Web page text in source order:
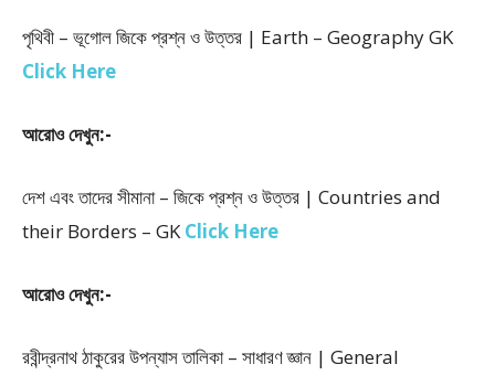
পৃথিবী – ভূগোল জিকে প্রশ্ন ও উত্তর | Earth – Geography GK
Click Here
আরোও দেখুন:-
দেশ এবং তাদের সীমানা – জিকে প্রশ্ন ও উত্তর | Countries and
their Borders – GKClick Here
আরোও দেখুন:-
রবীন্দ্রনাথ ঠাকুরের উপন্যাস তালিকা – সাধারণ জ্ঞান | General